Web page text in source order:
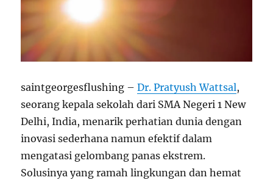
saintgeorgesflushing –Dr. Pratyush Wattsal,
seorang kepala sekolah dari SMA Negeri 1 New
Delhi, India, menarik perhatian dunia dengan
inovasi sederhana namun efektif dalam
mengatasi gelombang panas ekstrem.
Solusinya yang ramah lingkungan dan hemat